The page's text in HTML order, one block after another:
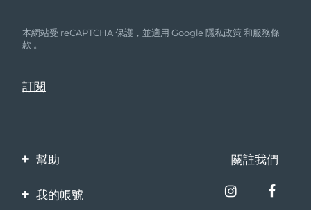
本網站受 reCAPTCHA 保護，並適用 Google隱私政策 和服務條
款 。
幫助
聯繫我們
關註我們
我的帳號